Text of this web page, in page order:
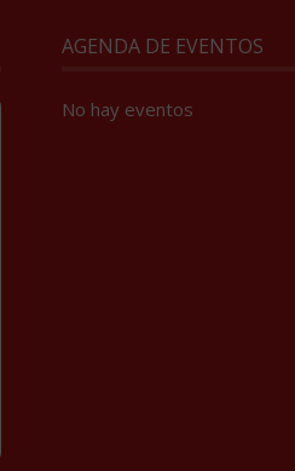
AGENDA DE EVENTOS
No hay eventos